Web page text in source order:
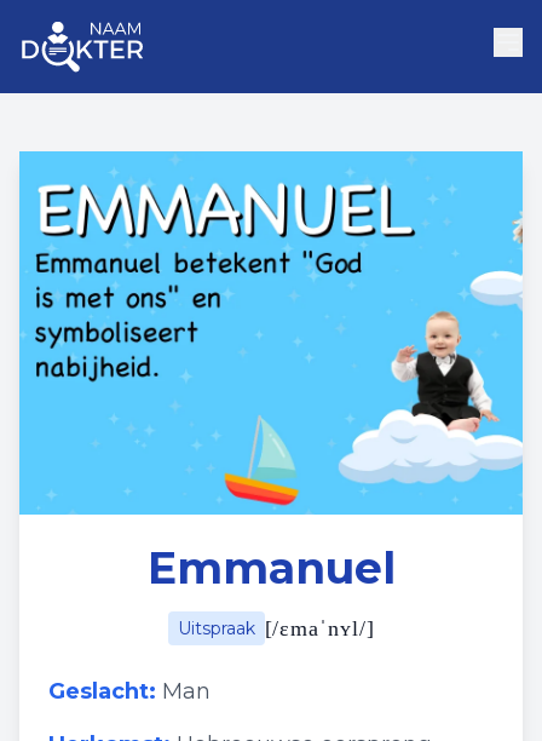
Emmanuel
Uitspraak [/ɛmaˈnʏl/]
Geslacht: Man